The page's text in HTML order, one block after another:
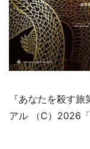
『あなたを殺す
アル （C）2026